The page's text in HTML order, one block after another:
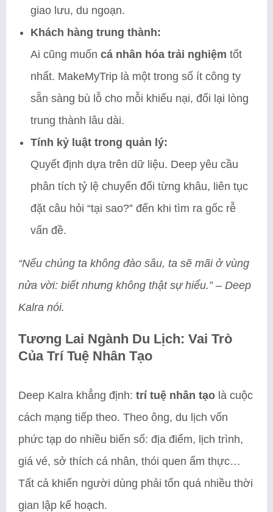
giao lưu, du ngoạn.
Khách hàng trung thành:
Ai cũng muốn cá nhân hóa trải nghiệm tốt
nhất. MakeMyTrip là một trong số ít công ty
sẵn sàng bù lỗ cho mỗi khiếu nại, đổi lại lòng
trung thành lâu dài.
Tính kỷ luật trong quản lý:
Quyết định dựa trên dữ liệu. Deep yêu cầu
phân tích tỷ lệ chuyển đổi từng khâu, liên tục
đặt câu hỏi “tại sao?” đến khi tìm ra gốc rễ
vấn đề.
“Nếu chúng ta không đào sâu, ta sẽ mãi ở vùng
nửa vời: biết nhưng không thật sự hiểu.”– Deep
Kalra nói.
Tương Lai Ngành Du Lịch: Vai Trò
Của Trí Tuệ Nhân Tạo
Deep Kalra khẳng định: trí tuệ nhân tạo là cuộc
cách mạng tiếp theo. Theo ông, du lịch vốn
phức tạp do nhiều biến số: địa điểm, lịch trình,
giá vé, sở thích cá nhân, thói quen ẩm thực…
Tất cả khiến người dùng phải tốn quá nhiều thời
gian lập kế hoạch.